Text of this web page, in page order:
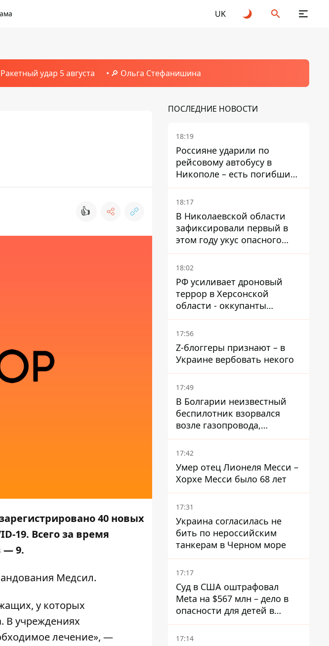
UK
удар 5 августа 🔎 Ольга Стефанишина
👍
40 новых
19. Всего за время
—9.
Медсил.
у которых
В учреждениях
лечение», —
ПОСЛЕДНИЕ НОВОСТИ
18:19
Россияне ударили по
рейсовому автобусу в
Никополе – есть погибший
и раненые
18:17
В Николаевской области
зафиксировали первый в
этом году укус опасного
каракурта
18:02
РФ усиливает дроновый
террор в Херсонской
области - оккупанты
получили приказ свободно
охотиться на автомобили
17:56
Z-блоггеры признают – в
Украине вербовать некого
17:49
В Болгарии неизвестный
беспилотник взорвался
возле газопровода,
которым поставляют газ в
Украину
17:42
Умер отец Лионеля Месси –
Хорхе Месси было 68 лет
17:31
Украина согласилась не
бить по нероссийским
танкерам в Черном море
17:17
Суд в США оштрафовал
Meta на $567 млн ​​– дело в
опасности для детей в
соцсетях
17:14